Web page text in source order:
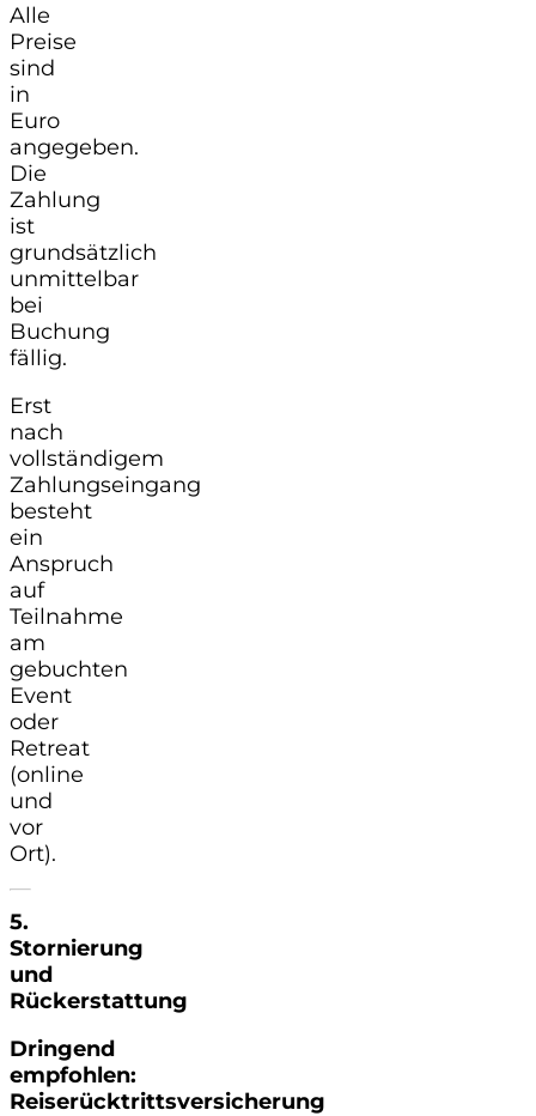
Alle
Preise
sind
in
Euro
angegeben.
Die
Zahlung
ist
grundsätzlich
unmittelbar
bei
Buchung
fällig.
Erst
nach
vollständigem
Zahlungseingang
besteht
ein
Anspruch
auf
Teilnahme
am
gebuchten
Event
oder
Retreat
(online
und
vor
Ort).
5.
Stornierung
und
Rückerstattung
Dringend
empfohlen:
Reiserücktrittsversicherung